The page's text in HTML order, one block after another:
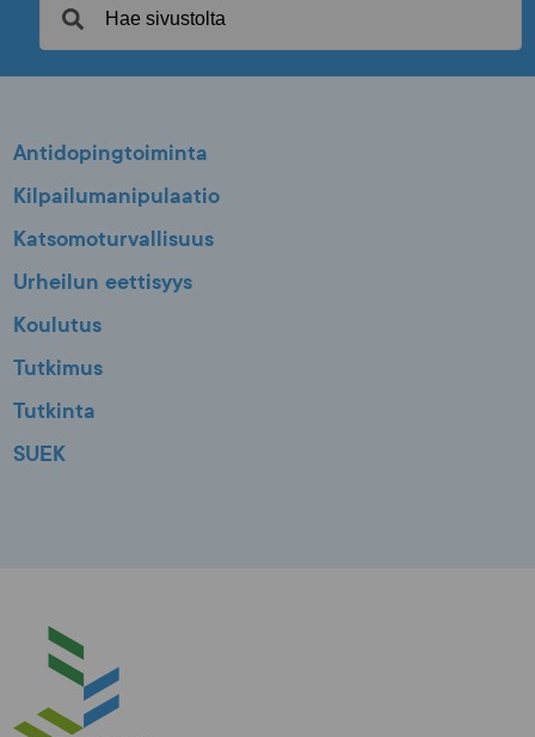
Antidopingtoiminta
Kilpailumanipulaatio
Katsomoturvallisuus
Urheilun eettisyys
Koulutus
Tutkimus
Tutkinta
SUEK